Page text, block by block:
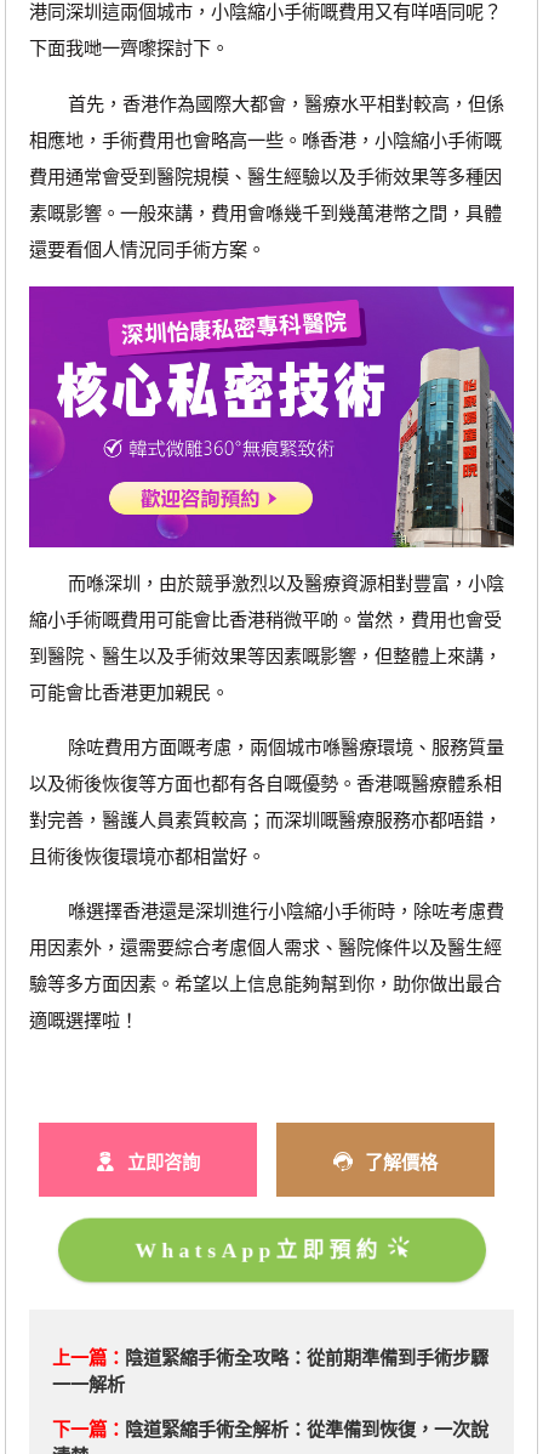
港同深圳這兩個城市，小陰縮小手術嘅費用又有咩唔同呢？
下面我哋一齊嚟探討下。
首先，香港作為國際大都會，醫療水平相對較高，但係
相應地，手術費用也會略高一些。喺香港，小陰縮小手術嘅
費用通常會受到醫院規模、醫生經驗以及手術效果等多種因
素嘅影響。一般來講，費用會喺幾千到幾萬港幣之間，具體
還要看個人情況同手術方案。
而喺深圳，由於競爭激烈以及醫療資源相對豐富，小陰
縮小手術嘅費用可能會比香港稍微平啲。當然，費用也會受
到醫院、醫生以及手術效果等因素嘅影響，但整體上來講，
可能會比香港更加親民。
除咗費用方面嘅考慮，兩個城市喺醫療環境、服務質量
以及術後恢復等方面也都有各自嘅優勢。香港嘅醫療體系相
對完善，醫護人員素質較高；而深圳嘅醫療服務亦都唔錯，
且術後恢復環境亦都相當好。
喺選擇香港還是深圳進行小陰縮小手術時，除咗考慮費
用因素外，還需要綜合考慮個人需求、醫院條件以及醫生經
驗等多方面因素。希望以上信息能夠幫到你，助你做出最合
適嘅選擇啦！
立即咨詢 了解價格
WhatsApp立即預約
上一篇： ​陰道緊縮手術全攻略：從前期準備到手術步驟
一一解析
下一篇： ​陰道緊縮手術全解析：從準備到恢復，一次說